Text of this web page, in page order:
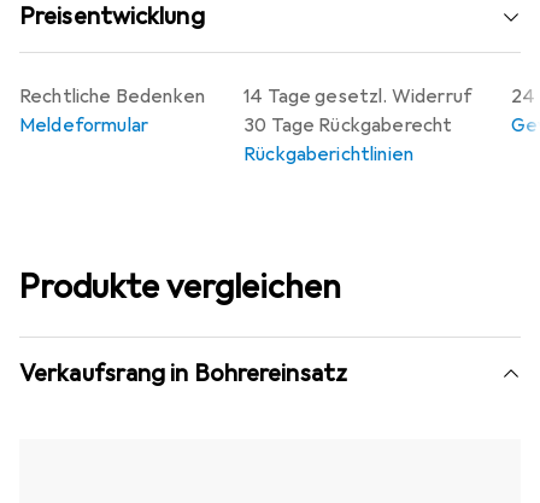
Preisentwicklung
14 Tage gesetzl. Widerruf
30 Tage Rückgaberecht
Rückgaberichtlinien
24
Rechtliche Bedenken
Meldeformular
Produkte vergleichen
Verkaufsrang in Bohrereinsatz